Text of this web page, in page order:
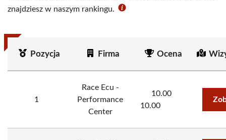
znajdziesz w naszym rankingu.
Pozycja Firma Ocena
1
Race Ecu -
Performance
Center
10.00
10.00